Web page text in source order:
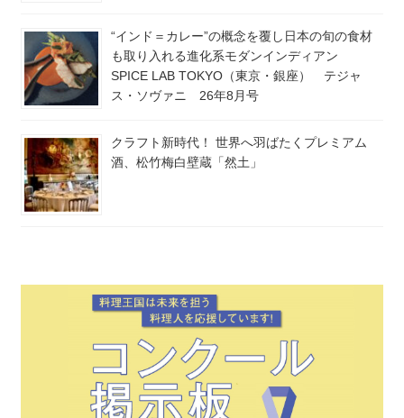
“インド＝カレー”の概念を覆し日本の旬の食材
も取り入れる進化系モダンインディアン
SPICE LAB TOKYO（東京・銀座） テジャ
ス・ソヴァニ 26年8月号
クラフト新時代！ 世界へ羽ばたくプレミアム
酒、松竹梅白壁蔵「然土」